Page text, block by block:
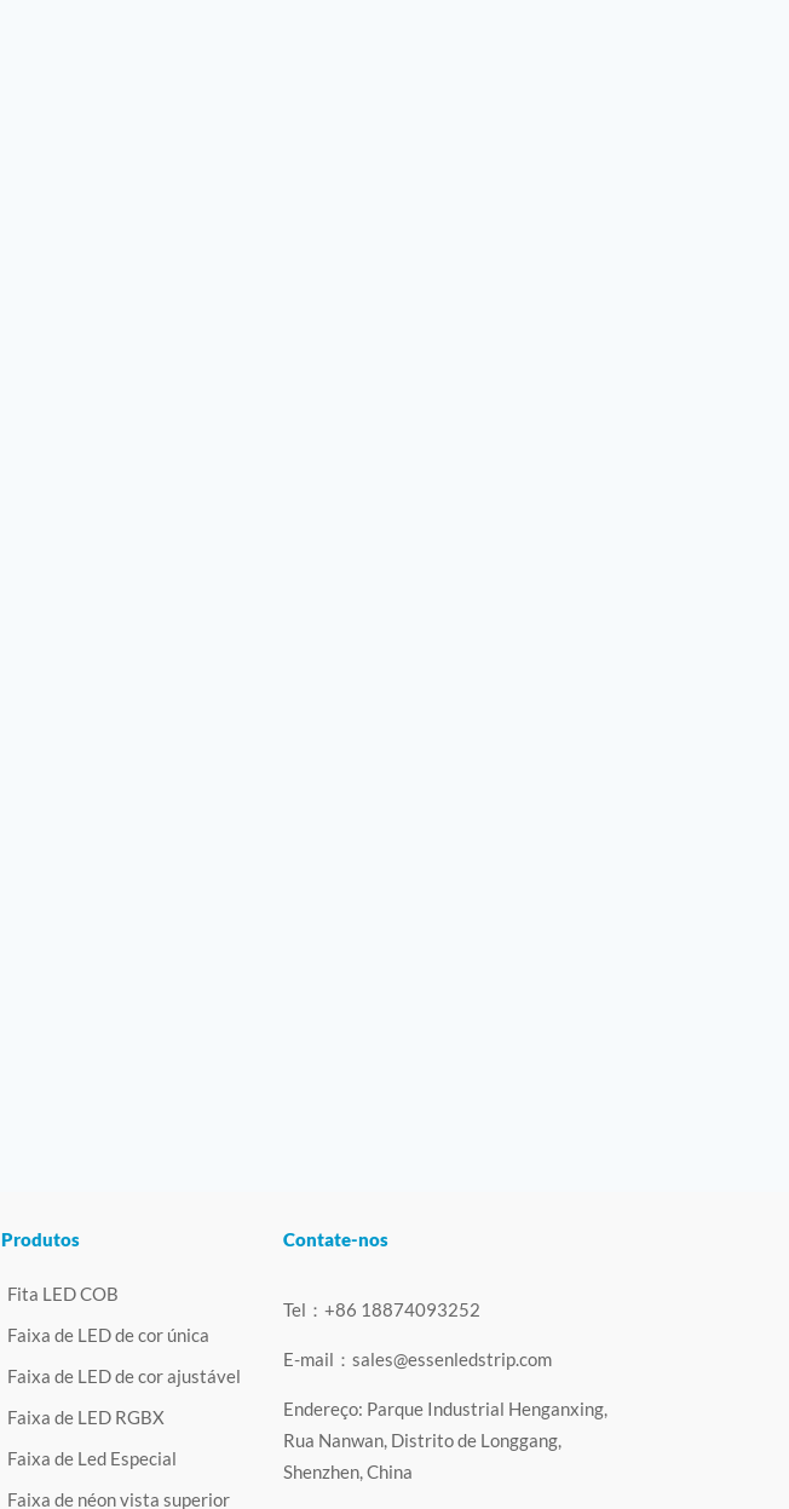
Produtos
Fita LED COB
Faixa de LED de cor única
Faixa de LED de cor ajustável
Faixa de LED RGBX
Faixa de Led Especial
Faixa de néon vista superior
Contate-nos
Tel：+86 18874093252
E-mail： sales@essenledstrip.com
Endereço: Parque Industrial Henganxing,
Rua Nanwan, Distrito de Longgang,
Shenzhen, China